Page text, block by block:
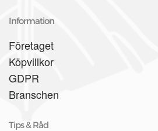
Information
Företaget
Köpvillkor
GDPR
Branschen
Tips & Råd